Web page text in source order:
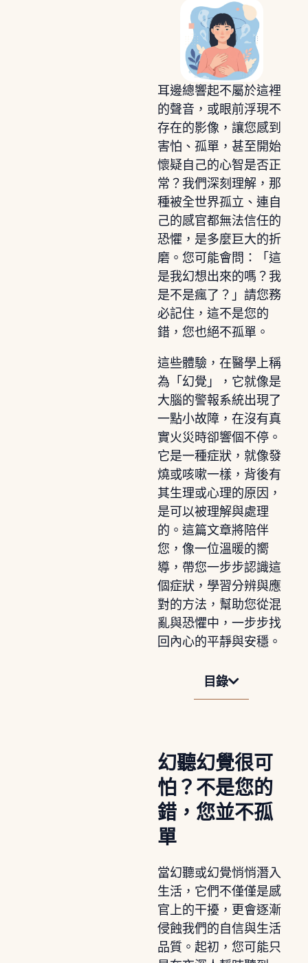
耳邊總響起不屬於這裡
的聲音，或眼前浮現不
存在的影像，讓您感到
害怕、孤單，甚至開始
懷疑自己的心智是否正
常？我們深刻理解，那
種被全世界孤立、連自
己的感官都無法信任的
恐懼，是多麼巨大的折
磨。您可能會問：「這
是我幻想出來的嗎？我
是不是瘋了？」請您務
必記住，這不是您的
錯，您也絕不孤單。
這些體驗，在醫學上稱
為「幻覺」，它就像是
大腦的警報系統出現了
一點小故障，在沒有真
實火災時卻響個不停。
它是一種症狀，就像發
燒或咳嗽一樣，背後有
其生理或心理的原因，
是可以被理解與處理
的。這篇文章將陪伴
您，像一位溫暖的嚮
導，帶您一步步認識這
個症狀，學習分辨與應
對的方法，幫助您從混
亂與恐懼中，一步步找
回內心的平靜與安穩。
目錄
幻聽幻覺很可
怕？不是您的
錯，您並不孤
單
當幻聽或幻覺悄悄潛入
生活，它們不僅僅是感
官上的干擾，更會逐漸
侵蝕我們的自信與生活
品質。起初，您可能只